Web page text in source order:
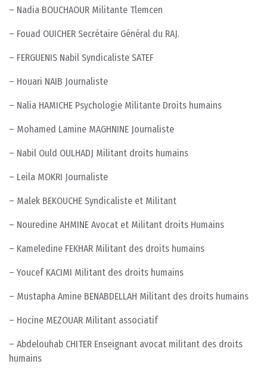
– Nadia BOUCHAOUR Militante Tlemcen
– Fouad OUICHER Secrétaire Général du RAJ.
– FERGUENIS Nabil Syndicaliste SATEF
– Houari NAIB Journaliste
– Nalia HAMICHE Psychologie Militante Droits humains
– Mohamed Lamine MAGHNINE Journaliste
– Nabil Ould OULHADJ Militant droits humains
– Leila MOKRI Journaliste
– Malek BEKOUCHE Syndicaliste et Militant
– Nouredine AHMINE Avocat et Militant droits Humains
– Kameledine FEKHAR Militant des droits humains
– Youcef KACIMI Militant des droits humains
– Mustapha Amine BENABDELLAH Militant des droits humains
– Hocine MEZOUAR Militant associatif
– Abdelouhab CHITER Enseignant avocat militant des droits
humains